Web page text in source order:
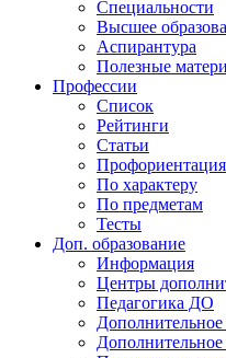
Специальности
Высшее
Аспирантура
Полезные
Профессии
Список
Рейтинги
Статьи
Профориентация
По характеру
По предметам
Тесты
Доп. образование
Информация
Центры
Педагогика ДО
Дополнительное